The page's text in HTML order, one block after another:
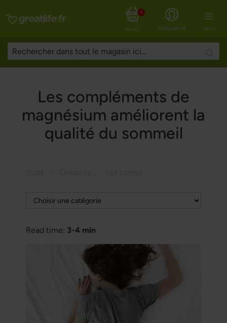
MENU
CONNEXION
PANIER
0
Les compléments de
magnésium améliorent la
qualité du sommeil
Read time: 3-4 min